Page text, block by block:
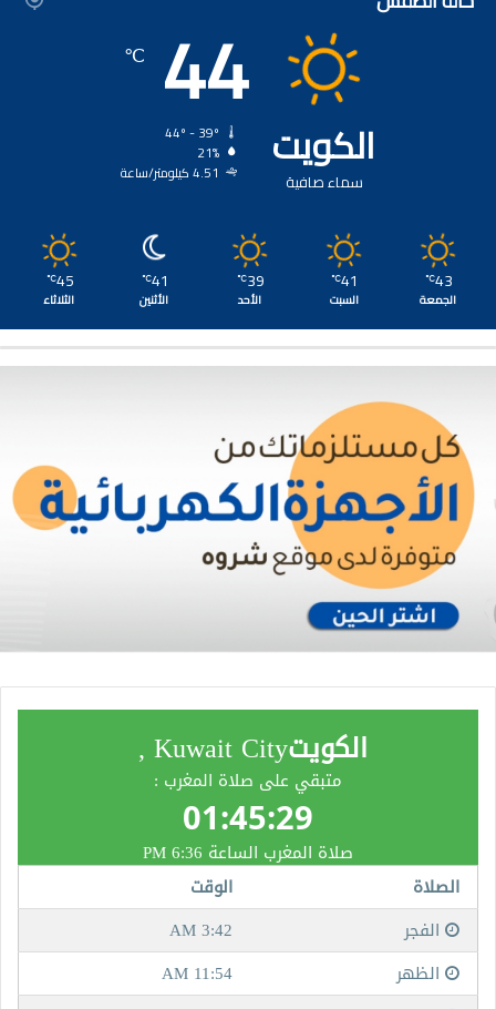
الكويت
سماء صافية
44
℃
21%
4.51 كيلومتر/ساعة
43
℃
الجمعة
41
℃
السبت
39
℃
الأحد
41
℃
الأثنين
45
℃
الثلاثاء